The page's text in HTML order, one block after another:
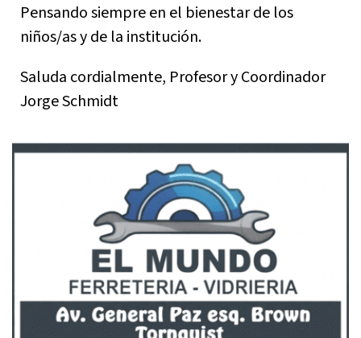
Pensando siempre en el bienestar de los
niños/as y de la institución.
Saluda cordialmente, Profesor y Coordinador
Jorge Schmidt